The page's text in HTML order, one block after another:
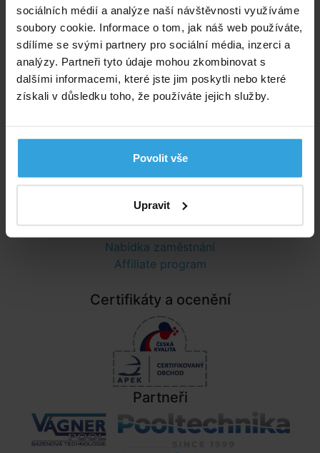
sociálních médií a analýze naší návštěvnosti využíváme
soubory cookie. Informace o tom, jak náš web používáte,
sdílíme se svými partnery pro sociální média, inzerci a
analýzy. Partneři tyto údaje mohou zkombinovat s
dalšími informacemi, které jste jim poskytli nebo které
získali v důsledku toho, že používáte jejich služby.
Povolit vše
Upravit
Říčanská 69, 250 84 Sibřina
Vše o nákupu
Obchodní podmínky
Možnosti platby a dopravy
Informace
Nastavení cookies
Poradna
Nabídka zaměstnání
Affiliate program
Certifikáty a ocenění
Partneři